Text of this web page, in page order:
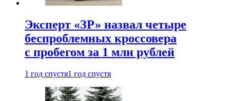
Эксперт «ЗР» назвал четыре
беспроблемных кроссовера
с пробегом за 1 млн рублей
1 год спустя1 год спустя